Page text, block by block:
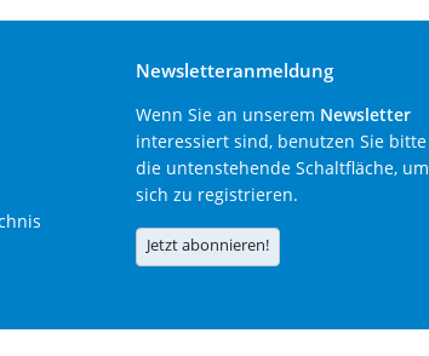
Newsletteranmeldung
Wenn Sie an unserem Newsletter
interessiert sind, benutzen Sie bitte
die untenstehende Schaltfläche, um
sich zu registrieren.
Jetzt abonnieren!